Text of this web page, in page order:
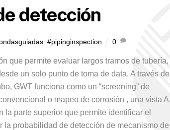
detección
,#pipinginspection 0
que permite evaluar largos tramos de tubería,
un solo punto de toma de data. A través de
GWT funciona como un “screening” de
o mapeo de corrosión , una vista A
parte superior que permite identificar el
probabilidad de detección de mecanismo de